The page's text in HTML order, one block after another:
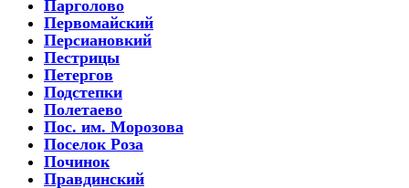
Парголово
Первомайский
Персиановкий
Пестрицы
Петергов
Подстепки
Полетаево
Пос. им. Морозова
Поселок Роза
Починок
Правдинский